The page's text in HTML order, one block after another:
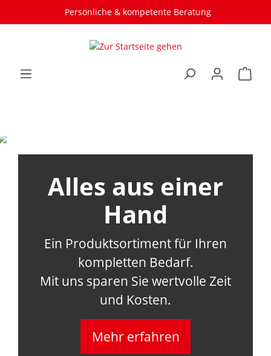
Persönliche & kompetente Beratung
Alles aus einer
Hand
Ein Produktsortiment für Ihren
kompletten Bedarf.
Mit uns sparen Sie wertvolle Zeit
und Kosten.
Mehr erfahren